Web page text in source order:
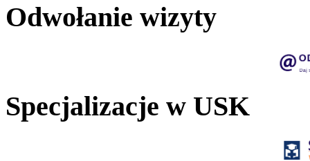
Odwołanie wizyty
Specjalizacje w USK